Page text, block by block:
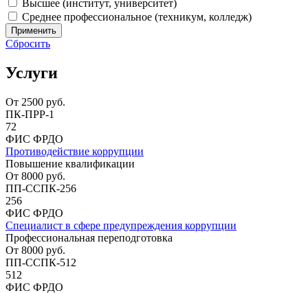
Высшее (институт, университет)
Среднее профессиональное (техникум, колледж)
Применить
Сбросить
Услуги
От 2500 руб.
ПК-ПРР-1
72
ФИС ФРДО
Противодействие коррупции
Повышение квалификации
От 8000 руб.
ПП-ССПК-256
256
ФИС ФРДО
Специалист в сфере предупреждения коррупции
Профессиональная переподготовка
От 8000 руб.
ПП-ССПК-512
512
ФИС ФРДО